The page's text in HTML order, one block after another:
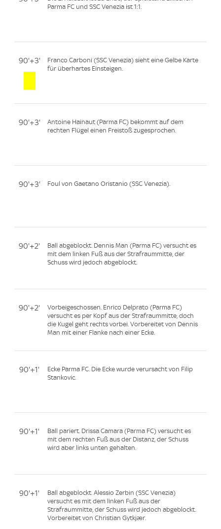
Parma FC und SSC Venezia ist 1:1.
90'+3'
Franco Carboni (SSC Venezia) sieht eine Gelbe Karte
für überhartes Einsteigen.
90'+3'
Antoine Hainaut (Parma FC) bekommt auf dem
rechten Flügel einen Freistoß zugesprochen.
90'+3' Foul von Gaetano Oristanio (SSC Venezia).
90'+2'
Ball abgeblockt. Dennis Man (Parma FC) versucht es
mit dem linken Fuß aus der Strafraummitte, der
Schuss wird jedoch abgeblockt.
90'+2'
Vorbeigeschossen. Enrico Delprato (Parma FC)
versucht es per Kopf aus der Strafraummitte, doch
die Kugel geht rechts vorbei. Vorbereitet von Dennis
Man mit einer Flanke nach einer Ecke.
90'+1'
Ecke Parma FC. Die Ecke wurde verursacht von Filip
Stankovic.
90'+1'
Ball pariert. Drissa Camara (Parma FC) versucht es
mit dem rechten Fuß aus der Distanz, der Schuss
wird aber links unten gehalten.
90'+1'
Ball abgeblockt. Alessio Zerbin (SSC Venezia)
versucht es mit dem linken Fuß aus der
Strafraummitte, der Schuss wird jedoch abgeblockt.
Vorbereitet von Christian Gytkjær.